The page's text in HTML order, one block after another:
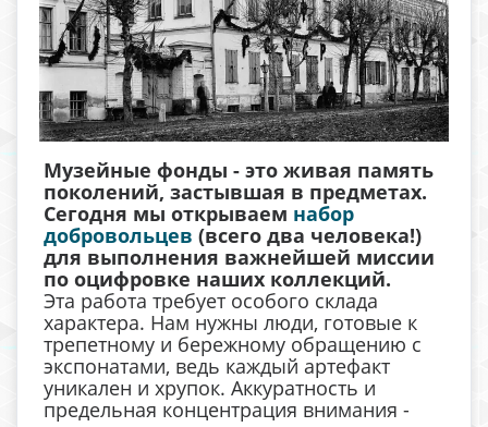
Музейные фонды - это живая память
поколений, застывшая в предметах.
Сегодня мы открываем набор
добровольцев (всего два человека!)
для выполнения важнейшей миссии
по оцифровке наших коллекций.
Эта работа требует особого склада
характера. Нам нужны люди, готовые к
трепетному и бережному обращению с
экспонатами, ведь каждый артефакт
уникален и хрупок. Аккуратность и
предельная концентрация внимания -